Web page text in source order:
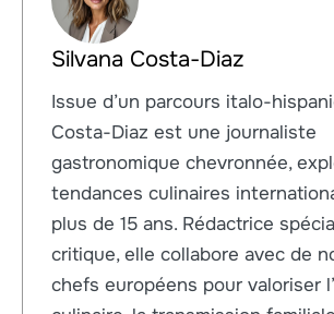
Silvana Costa-Diaz
Issue d’un parcours italo-
Costa-Diaz est une journaliste
gastronomique chevronnée,
tendances culinaires
plus de 15 ans. Rédactrice
critique, elle collabore avec de
chefs européens pour valoriser